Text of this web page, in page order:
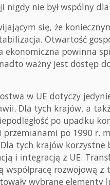
nie był wspólny
się, że
Otwartość
ekonomiczna powinna
ważny jest dostęp
w UE dotyczy
Dla tych krajów, a
po upadku
po 1990 r.
tych krajów korzystne
i integracją z UE.
współpracę rozwojową
wybrane elementy